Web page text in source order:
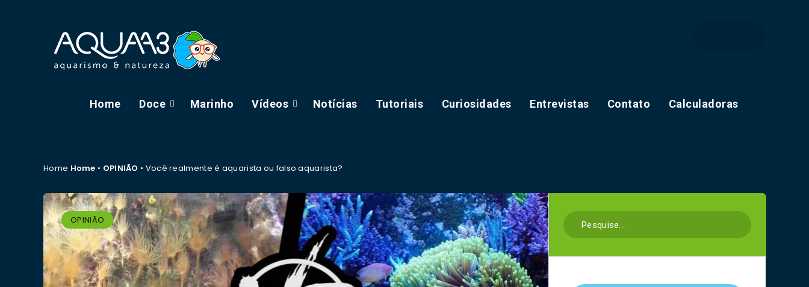
Home Doce Marinho Vídeos Notícias Tutoriais Curiosidades Entrevistas Contato Calculadoras
Home Home • OPINIÃO • Você realmente é aquarista ou falso aquarista?
OPINIÃO